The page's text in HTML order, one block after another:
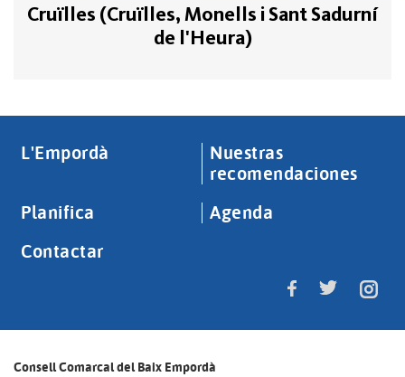
Cruïlles (Cruïlles, Monells i Sant Sadurní
de l'Heura)
L'Empordà
Nuestras
recomendaciones
Planifica
Agenda
Contactar
Consell Comarcal del Baix Empordà